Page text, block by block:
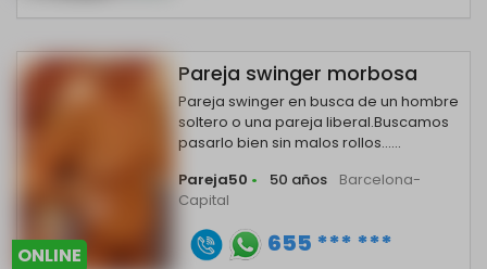
ONLINE
Pareja swinger morbosa
Pareja swinger en busca de un hombre
soltero o una pareja liberal.Buscamos
pasarlo bien sin malos rollos......
Pareja50 • 50 años
Barcelona-
Capital
655 *** ***